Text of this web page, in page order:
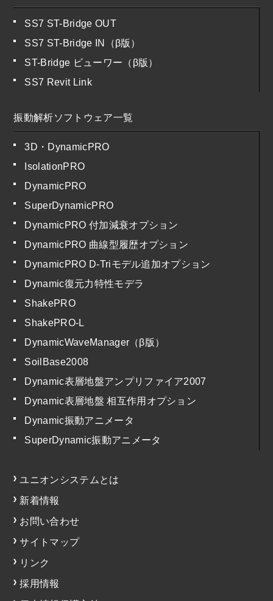
SS7 ST-Bridge OUT
SS7 ST-Bridge IN（β版）
ST-Bridge ビューワー（β版）
SS7 Revit Link
振動解析ソフトウェア一覧
3D・DynamicPRO
IsolationPRO
DynamicPRO
SuperDynamicPRO
DynamicPRO 付加減衰オプション
DynamicPRO 曲線型履歴オプション
DynamicPRO D-Triモデル追加オプション
Dynamic復元力特性モデラ
ShakePRO
ShakePRO-L
DynamicWaveManager（β版）
SoilBase2008
Dynamic表層地盤アンプリファイア2007
Dynamic表層地盤 相互作用オプション
Dynamic振動アニメータ
SuperDynamic振動アニメータ
ユニオンシステムとは
新着情報
お問い合わせ
サイトマップ
リンク
採用情報